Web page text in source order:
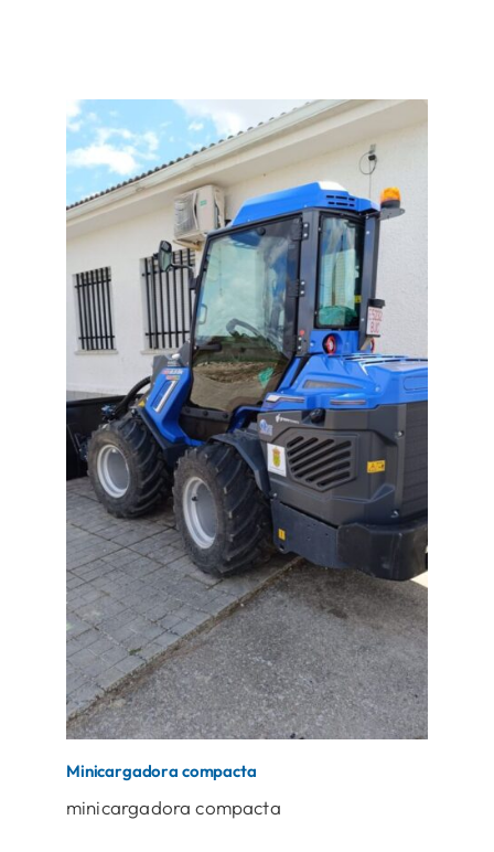
Minicargadora compacta
minicargadora compacta